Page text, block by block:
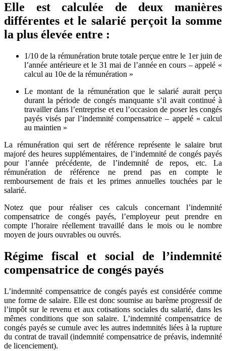
Elle est calculée de deux manières
différentes et le salarié perçoit la somme
la plus élevée entre :
1/10 de la rémunération brute totale perçue entre le 1er juin de
l’année antérieure et le 31 mai de l’année en cours – appelé «
calcul au 10e de la rémunération »
Le montant de la rémunération que le salarié aurait perçu
durant la période de congés manquante s’il avait continué à
travailler dans l’entreprise et eu l’occasion de poser les congés
payés visés par l’indemnité compensatrice – appelé « calcul
au maintien »
La rémunération qui sert de référence représente le salaire brut
majoré des heures supplémentaires, de l’indemnité de congés payés
pour l’année précédente, de l’indemnité de repos, etc. La
rémunération de référence ne prend pas en compte le
remboursement de frais et les primes annuelles touchées par le
salarié.
Notez que pour réaliser ces calculs concernant l’indemnité
compensatrice de congés payés, l’employeur peut prendre en
compte l’horaire réellement travaillé dans le mois ou le nombre
moyen de jours ouvrables ou ouvrés.
Régime fiscal et social de l’indemnité
compensatrice de congés payés
L’indemnité compensatrice de congés payés est considérée comme
une forme de salaire. Elle est donc soumise au barème progressif de
l’impôt sur le revenu et aux cotisations sociales du salarié, dans les
mêmes conditions que son salaire. L’indemnité compensatrice de
congés payés se cumule avec les autres indemnités liées à la rupture
du contrat de travail (indemnité compensatrice de préavis, indemnité
de licenciement).